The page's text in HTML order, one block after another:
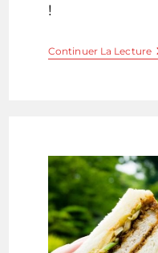
!
Continuer La Lecture
–